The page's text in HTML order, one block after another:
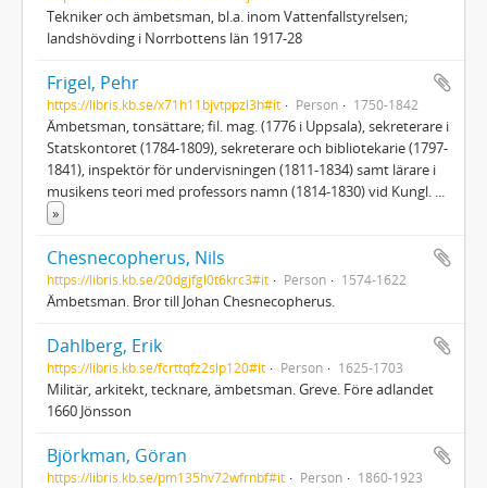
Tekniker och ämbetsman, bl.a. inom Vattenfallstyrelsen;
landshövding i Norrbottens län 1917-28
Frigel, Pehr
https://libris.kb.se/x71h11bjvtppzl3h#it Person 1750-1842
Ämbetsman, tonsättare; fil. mag. (1776 i Uppsala), sekreterare i
Statskontoret (1784-1809), sekreterare och bibliotekarie (1797-
1841), inspektör för undervisningen (1811-1834) samt lärare i
musikens teori med professors namn (1814-1830) vid Kungl. ...
»
Chesnecopherus, Nils
https://libris.kb.se/20dgjfgl0t6krc3#it Person 1574-1622
Ämbetsman. Bror till Johan Chesnecopherus.
Dahlberg, Erik
https://libris.kb.se/fcrttqfz2slp120#it Person 1625-1703
Militär, arkitekt, tecknare, ämbetsman. Greve. Före adlandet
1660 Jönsson
Björkman, Göran
https://libris.kb.se/pm135hv72wfrnbf#it Person 1860-1923